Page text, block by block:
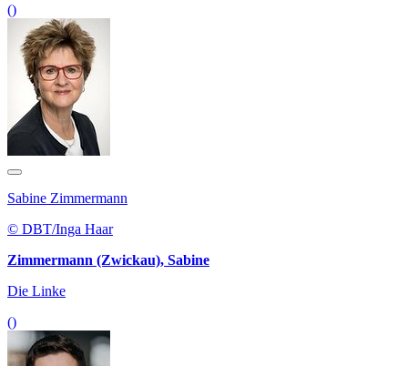
()
Sabine Zimmermann
© DBT/Inga Haar
Zimmermann (Zwickau), Sabine
Die Linke
()